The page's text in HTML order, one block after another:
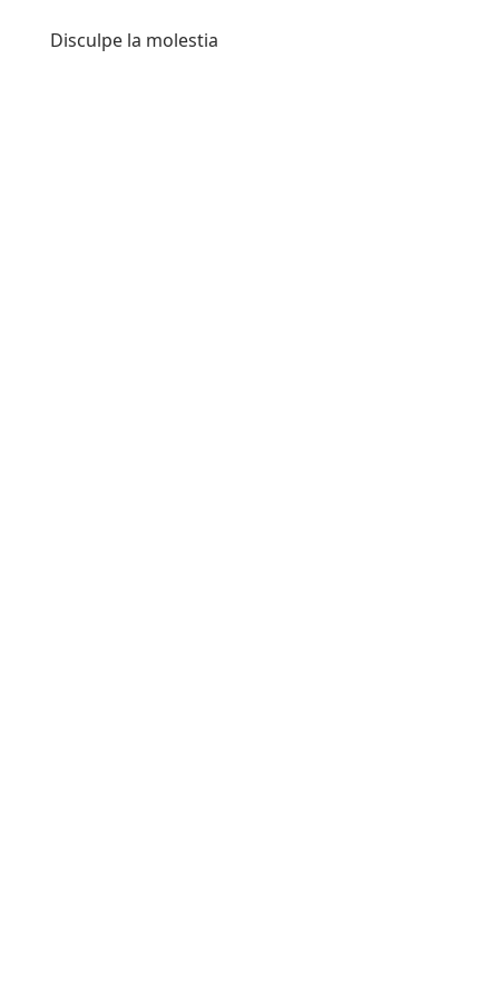
Disculpe la molestia